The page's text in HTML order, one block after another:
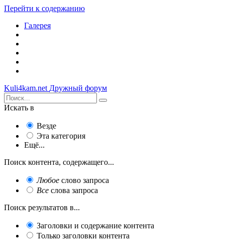
Перейти к содержанию
Галерея
Kuli4kam.net Дружный форум
Искать в
Везде
Эта категория
Ещё...
Поиск контента, содержащего...
Любое слово запроса
Все слова запроса
Поиск результатов в...
Заголовки и содержание контента
Только заголовки контента